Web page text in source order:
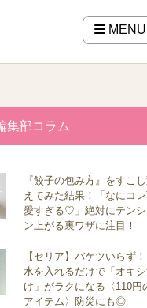
MENU
集部コラム
『餃子の包み方』をすこ
えてみた結果！「なにコ
愛すぎる♡」絶対にテンシ
ン上がる裏ワザに注目！
【セリア】バケツいらず！
水を入れるだけで「オキ
け」がラクになる〈110円
アイテム〉防災にも◎